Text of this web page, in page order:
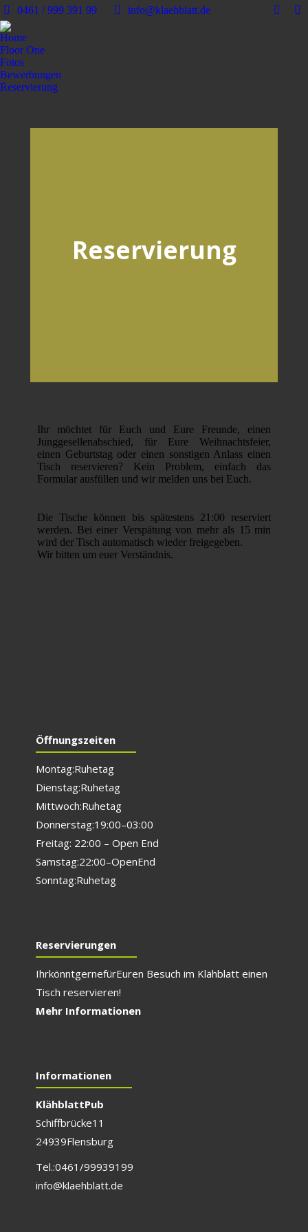
0461 / 999 391 99 info@klaehblatt.de
Home
Floor One
Fotos
Bewerbungen
Reservierung
Reservierung
Ihr möchtet für Euch und Eure Freunde, einen
Junggesellenabschied, für Eure Weihnachtsfeier,
einen Geburtstag oder einen sonstigen Anlass einen
Tisch reservieren? Kein Problem, einfach das
Formular ausfüllen und wir melden uns bei Euch.
Die Tische können bis spätestens 21:00 reserviert
werden. Bei einer Verspätung von mehr als 15 min
wird der Tisch automatisch wieder freigegeben.
Wir bitten um euer Verständnis.
Öffnungszeiten
Montag: Ruhetag
Dienstag: Ruhetag
Mittwoch: Ruhetag
Donnerstag: 19:00 – 03:00
Freitag: 22:00 – Open End
Samstag: 22:00 – Open End
Sonntag: Ruhetag
Reservierungen
Ihr könnt gerne für Euren Besuch im Klähblatt einen
Tisch reservieren!
Mehr Informationen
Informationen
Klähblatt Pub
Schiffbrücke 11
24939 Flensburg
Tel.: 0461/999 391 99
info@klaehblatt.de